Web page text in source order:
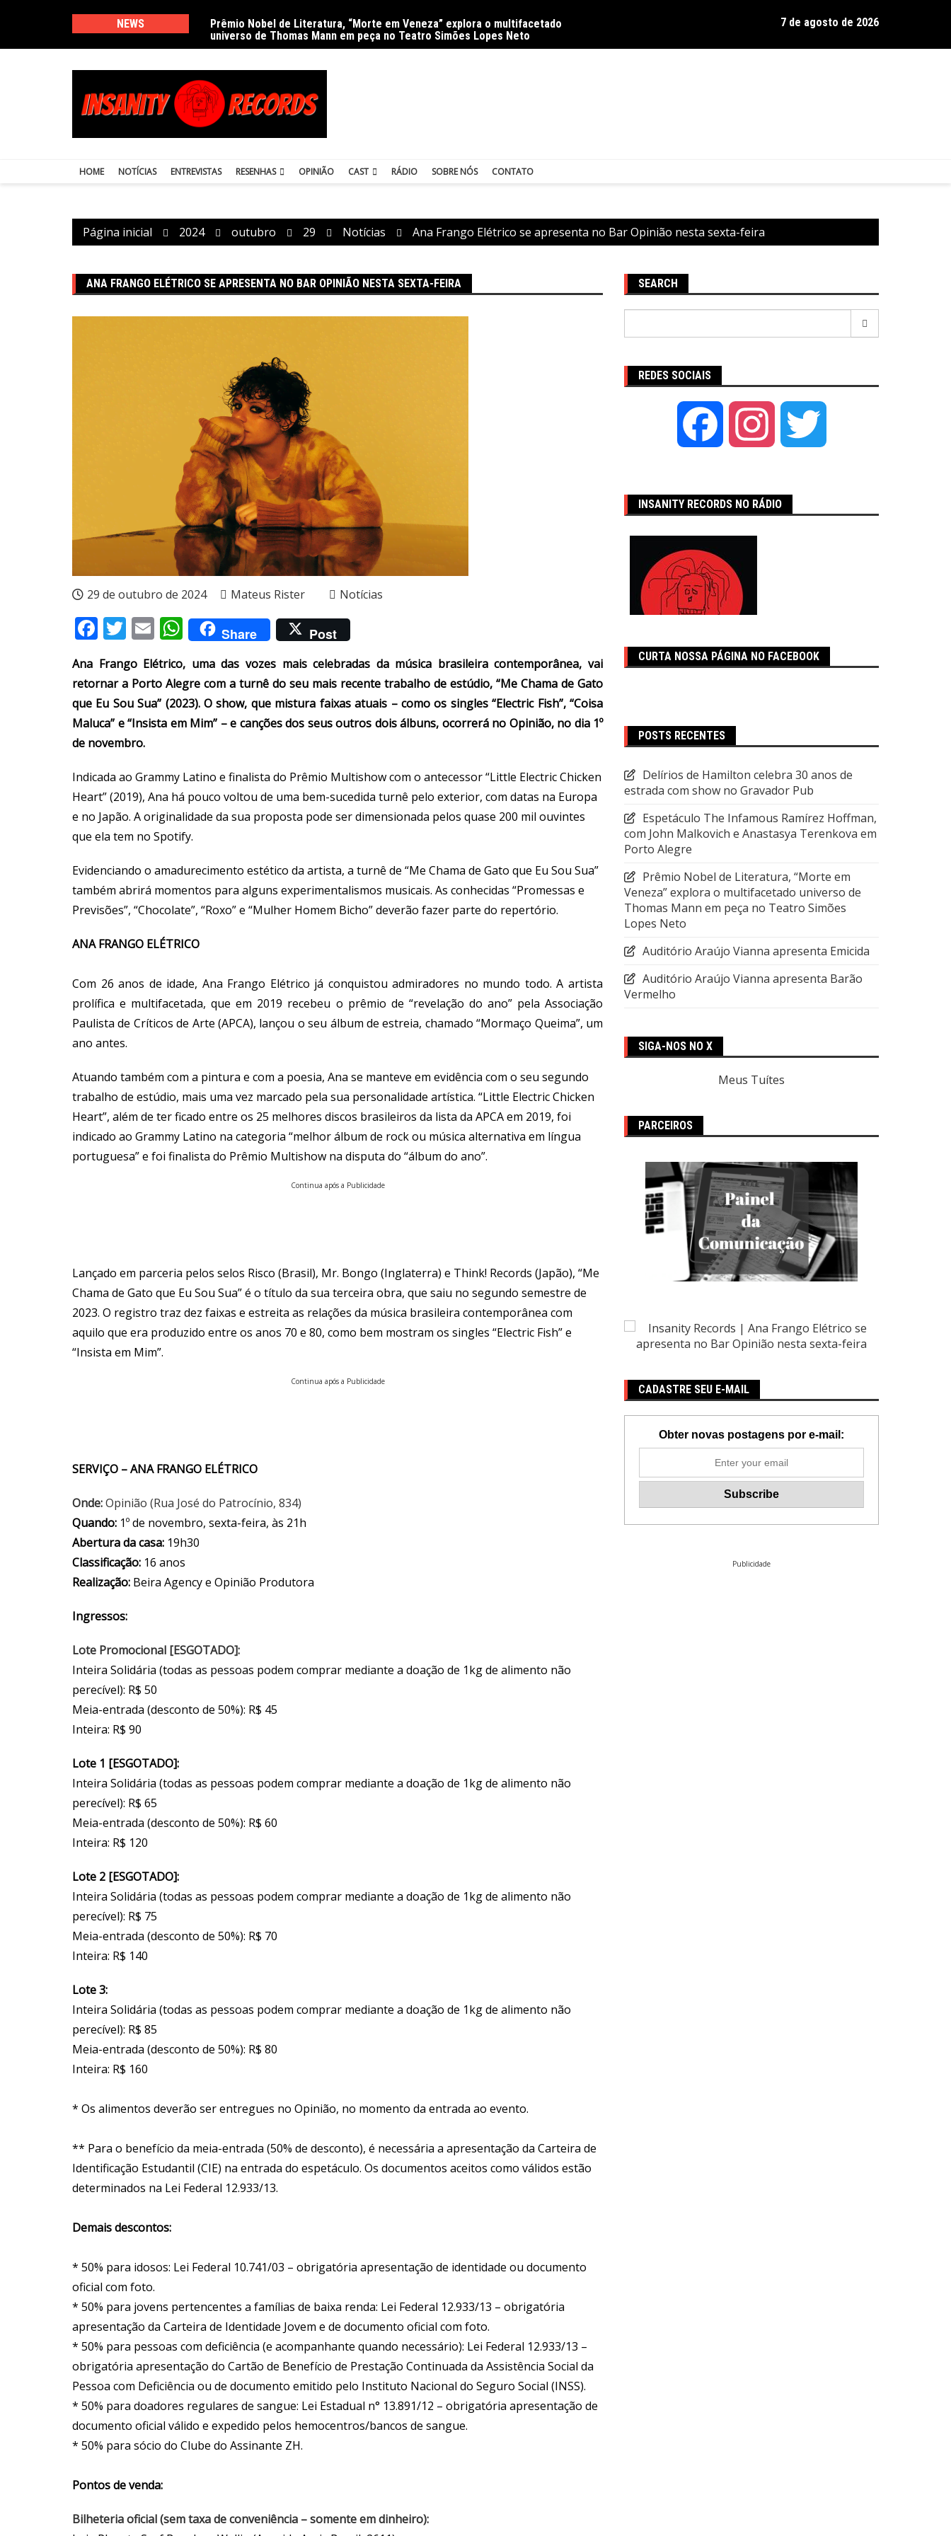
conteúdo
NEWS
Prêmio Nobel de Literatura, “Morte em Veneza” explora o multifacetado
universo de Thomas Mann em peça no Teatro Simões Lopes Neto
Delírios de Hamilton celebra 30 anos de estrada com show no Gravador
7 de agosto de 2026
HOME NOTÍCIAS ENTREVISTAS RESENHAS OPINIÃO CAST RÁDIO SOBRE NÓS CONTATO
Página inicial 2024 outubro 29 Notícias Ana Frango Elétrico se apresenta no Bar Opinião nesta sexta-feira
ANA FRANGO ELÉTRICO SE APRESENTA NO BAR OPINIÃO NESTA SEXTA-FEIRA
29 de outubro de 2024 Mateus Rister Notícias
Facebook
Twitter
EmailWhatsApp
Share Post
Ana Frango Elétrico, uma das vozes mais celebradas da música brasileira contemporânea, vai
retornar a Porto Alegre com a turnê do seu mais recente trabalho de estúdio, “Me Chama de Gato
que Eu Sou Sua” (2023). O show, que mistura faixas atuais – como os singles “Electric Fish”, “Coisa
Maluca” e “Insista em Mim” – e canções dos seus outros dois álbuns, ocorrerá no Opinião, no dia 1º
de novembro.
Indicada ao Grammy Latino e finalista do Prêmio Multishow com o antecessor “Little Electric Chicken
Heart” (2019), Ana há pouco voltou de uma bem-sucedida turnê pelo exterior, com datas na Europa
e no Japão. A originalidade da sua proposta pode ser dimensionada pelos quase 200 mil ouvintes
que ela tem no Spotify.
Evidenciando o amadurecimento estético da artista, a turnê de “Me Chama de Gato que Eu Sou Sua”
também abrirá momentos para alguns experimentalismos musicais. As conhecidas “Promessas e
Previsões”, “Chocolate”, “Roxo” e “Mulher Homem Bicho” deverão fazer parte do repertório.
ANA FRANGO ELÉTRICO
Com 26 anos de idade, Ana Frango Elétrico já conquistou admiradores no mundo todo. A artista
prolífica e multifacetada, que em 2019 recebeu o prêmio de “revelação do ano” pela Associação
Paulista de Críticos de Arte (APCA), lançou o seu álbum de estreia, chamado “Mormaço Queima”, um
ano antes.
Atuando também com a pintura e com a poesia, Ana se manteve em evidência com o seu segundo
trabalho de estúdio, mais uma vez marcado pela sua personalidade artística. “Little Electric Chicken
Heart”, além de ter ficado entre os 25 melhores discos brasileiros da lista da APCA em 2019, foi
indicado ao Grammy Latino na categoria “melhor álbum de rock ou música alternativa em língua
portuguesa” e foi finalista do Prêmio Multishow na disputa do “álbum do ano”.
Continua após a Publicidade
Lançado em parceria pelos selos Risco (Brasil), Mr. Bongo (Inglaterra) e Think! Records (Japão), “Me
Chama de Gato que Eu Sou Sua” é o título da sua terceira obra, que saiu no segundo semestre de
2023. O registro traz dez faixas e estreita as relações da música brasileira contemporânea com
aquilo que era produzido entre os anos 70 e 80, como bem mostram os singles “Electric Fish” e
“Insista em Mim”.
Continua após a Publicidade
SERVIÇO – ANA FRANGO ELÉTRICO
Onde:Opinião (Rua José do Patrocínio, 834)
Quando: 1º de novembro, sexta-feira, às 21h
Abertura da casa: 19h30
Classificação: 16 anos
Realização: Beira Agency e Opinião Produtora
Ingressos:
Lote Promocional [ESGOTADO]:
Inteira Solidária (todas as pessoas podem comprar mediante a doação de 1kg de alimento não
perecível): R$ 50
Meia-entrada (desconto de 50%): R$ 45
Inteira: R$ 90
Lote 1 [ESGOTADO]:
Inteira Solidária (todas as pessoas podem comprar mediante a doação de 1kg de alimento não
perecível): R$ 65
Meia-entrada (desconto de 50%): R$ 60
Inteira: R$ 120
Lote 2 [ESGOTADO]:
Inteira Solidária (todas as pessoas podem comprar mediante a doação de 1kg de alimento não
perecível): R$ 75
Meia-entrada (desconto de 50%): R$ 70
Inteira: R$ 140
Lote 3:
Inteira Solidária (todas as pessoas podem comprar mediante a doação de 1kg de alimento não
perecível): R$ 85
Meia-entrada (desconto de 50%): R$ 80
Inteira: R$ 160
* Os alimentos deverão ser entregues no Opinião, no momento da entrada ao evento.
** Para o benefício da meia-entrada (50% de desconto), é necessária a apresentação da Carteira de
Identificação Estudantil (CIE) na entrada do espetáculo. Os documentos aceitos como válidos estão
determinados na Lei Federal 12.933/13.
Demais descontos:
* 50% para idosos: Lei Federal 10.741/03 – obrigatória apresentação de identidade ou documento
oficial com foto.
* 50% para jovens pertencentes a famílias de baixa renda: Lei Federal 12.933/13 – obrigatória
apresentação da Carteira de Identidade Jovem e de documento oficial com foto.
* 50% para pessoas com deficiência (e acompanhante quando necessário): Lei Federal 12.933/13 –
obrigatória apresentação do Cartão de Benefício de Prestação Continuada da Assistência Social da
Pessoa com Deficiência ou de documento emitido pelo Instituto Nacional do Seguro Social (INSS).
* 50% para doadores regulares de sangue: Lei Estadual n° 13.891/12 – obrigatória apresentação de
documento oficial válido e expedido pelos hemocentros/bancos de sangue.
* 50% para sócio do Clube do Assinante ZH.
Pontos de venda:
Bilheteria oficial (sem taxa de conveniência – somente em dinheiro):
SEARCH
REDES SOCIAIS
Facebook Instagram
INSANITY RECORDS NO RÁDIO
CURTA NOSSA PÁGINA NO FACEBOOK
POSTS RECENTES
Delírios de Hamilton celebra 30 anos de
estrada com show no Gravador Pub
Espetáculo The Infamous Ramírez Hoffman,
com John Malkovich e Anastasya Terenkova em
Porto Alegre
Prêmio Nobel de Literatura, “Morte em
Veneza” explora o multifacetado universo de
Thomas Mann em peça no Teatro Simões
Lopes Neto
Auditório Araújo Vianna apresenta Emicida
Auditório Araújo Vianna apresenta Barão
Vermelho
SIGA-NOS NO X
Meus Tuítes
PARCEIROS
CADASTRE SEU E-MAIL
Obter novas postagens por e-mail:
Publicidade